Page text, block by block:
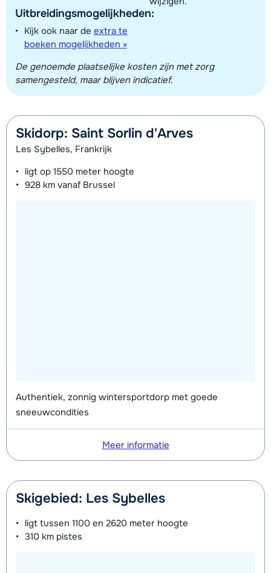
Uitbreidingsmogelijkheden:
Kijk ook naar de extra te
boeken mogelijkheden »
De genoemde plaatselijke kosten zijn met zorg
samengesteld, maar blijven indicatief.
Skidorp: Saint Sorlin d'Arves
Les Sybelles, Frankrijk
ligt op 1550 meter hoogte
928 km vanaf Brussel
Authentiek, zonnig wintersportdorp met goede
sneeuwcondities
Meer informatie
Skigebied: Les Sybelles
ligt tussen 1100 en 2620 meter hoogte
310 km pistes